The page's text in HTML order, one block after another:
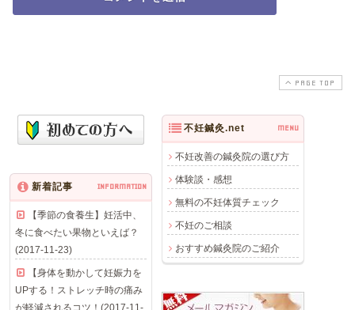
PAGE TOP
不妊鍼灸.net MENU
不妊改善の鍼灸院の選び方
体験談・感想
無料の不妊体質チェック
不妊のご相談
おすすめ鍼灸院のご紹介
新着記事 INFORMATION
【季節の食養生】妊活中、
冬に食べたい果物といえば？
(2017-11-23)
【身体を動かして妊娠力を
UPする！ストレッチ時の痛み
が軽減されるコツ！(2017-11-